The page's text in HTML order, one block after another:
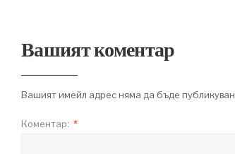
Вашият коментар
Вашият имейл адрес няма да бъде публикуван.
Коментар: *